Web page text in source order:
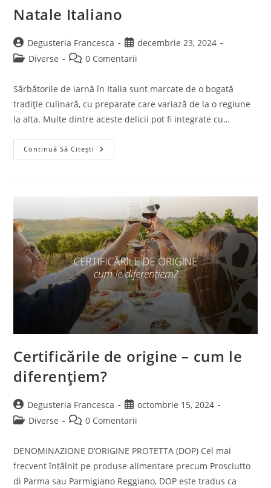
Natale Italiano
Post
author:
Degusteria Francesca
Post
published:
decembrie 23, 2024
PostDiverse
Post0 Comentarii
Sărbătorile de iarnă în Italia sunt marcate de o bogată
tradiție culinară, cu preparate care variază de la o regiune
la alta. Multe dintre aceste delicii pot fi integrate cu…
Continuă Să Citești Natale
Italiano
Certificările de origine – cum le
diferențiem?
Post
author:
Degusteria Francesca
Post
published:
octombrie 15, 2024
PostDiverse
Post0 Comentarii
DENOMINAZIONE D’ORIGINE PROTETTA (DOP) Cel mai
frecvent întâlnit pe produse alimentare precum Prosciutto
di Parma sau Parmigiano Reggiano, DOP este tradus ca